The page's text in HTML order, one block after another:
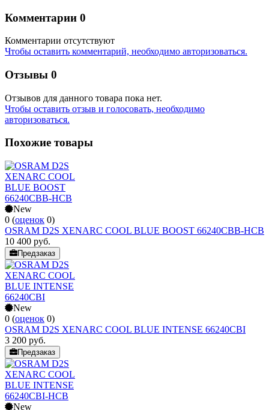
Комментарии 0
Комментарии отсутствуют
Чтобы оставить комментарий, необходимо авторизоваться.
Отзывы 0
Отзывов для данного товара пока нет.
Чтобы оcтавить отзыв и голосовать, необходимо
авторизоваться.
Похожие товары
New
0 (оценок 0)
OSRAM D2S XENARC COOL BLUE BOOST 66240CBB-HCB
10 400 руб.
Предзаказ
New
0 (оценок 0)
OSRAM D2S XENARC COOL BLUE INTENSE 66240CBI
3 200 руб.
Предзаказ
New